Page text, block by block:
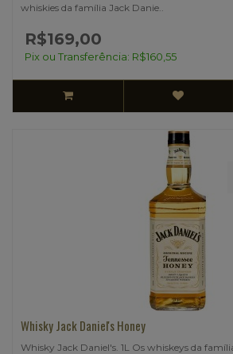
whiskies da família Jack Danie..
R$169,00
Pix ou Transferência: R$160,55
Whisky Jack Daniel's Honey
Whisky Jack Daniel's. 1L Os whiskeys da